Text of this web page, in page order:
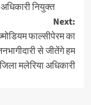
नियुक्त
Next:
फाल्‍सीपेरम का
से जीतेंगे हम
मलेरिया अधिकारी